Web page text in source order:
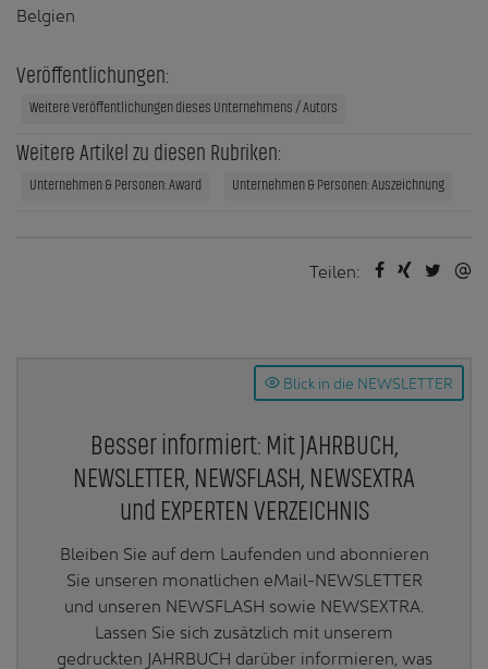
Belgien
Veröffentlichungen:
Weitere Veröffentlichungen dieses Unternehmens / Autors
Weitere Artikel zu diesen Rubriken:
Unternehmen & Personen: Award Unternehmen & Personen: Auszeichnung
Teilen:
Blick in die NEWSLETTER
Besser informiert: Mit JAHRBUCH,
NEWSLETTER, NEWSFLASH, NEWSEXTRA
und EXPERTEN VERZEICHNIS
Bleiben Sie auf dem Laufenden und abonnieren
Sie unseren monatlichen eMail-NEWSLETTER
und unseren NEWSFLASH sowie NEWSEXTRA.
Lassen Sie sich zusätzlich mit unserem
gedruckten JAHRBUCH darüber informieren, was